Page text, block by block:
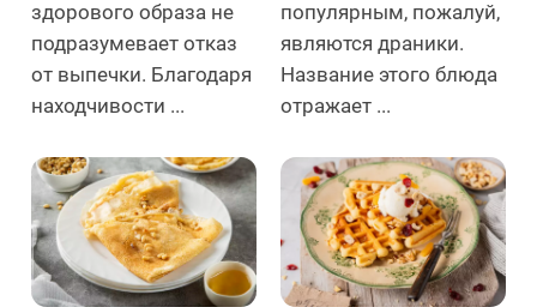
здорового образа не
подразумевает отказ
от выпечки. Благодаря
находчивости ...
популярным, пожалуй,
являются драники.
Название этого блюда
отражает ...